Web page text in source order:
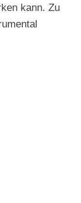
kann. Zu